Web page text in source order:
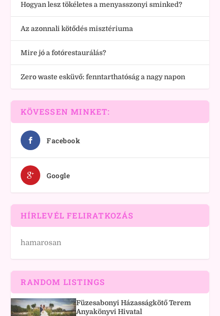
Hogyan lesz tökéletes a menyasszonyi sminked?
Az azonnali kötődés misztériuma
Mire jó a fotórestaurálás?
Zero waste esküvő: fenntarthatóság a nagy napon
KÖVESSEN MINKET:
Facebook
Google
HÍRLEVÉL FELIRATKOZÁS
hamarosan
RANDOM LISTINGS
Füzesabonyi Házasságkötő Terem
Anyakönyvi Hivatal